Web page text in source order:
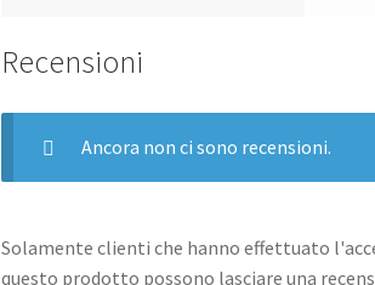
Recensioni
Ancora non ci sono recensioni.
Solamente clienti che hanno effettuato
questo prodotto possono lasciare una